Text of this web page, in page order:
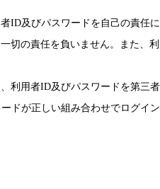
ID及びパスワードを自己の責任
切の責任を負いません。また、
利用者ID及びパスワードを第三
ドが正しい組み合わせでログイ